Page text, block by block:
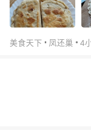
美食天下 凤还巢 4